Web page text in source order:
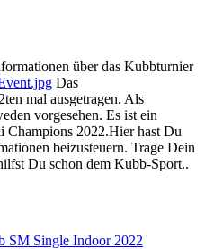
über das Kubbturnier
Das
mal ausgetragen. Als
vorgesehen. Es ist ein
2022.Hier hast Du
beizusteuern. Trage Dein
Du schon dem Kubb-Sport..
SM Single Indoor 2022